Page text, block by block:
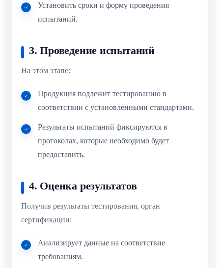
Установить сроки и форму проведения
испытаний.
3. Проведение испытаний
На этом этапе:
Продукция подлежит тестированию в
соответствии с установленными стандартами.
Результаты испытаний фиксируются в
протоколах, которые необходимо будет
предоставить.
4. Оценка результатов
Получив результаты тестирования, орган
сертификации:
Анализирует данные на соответствие
требованиям.